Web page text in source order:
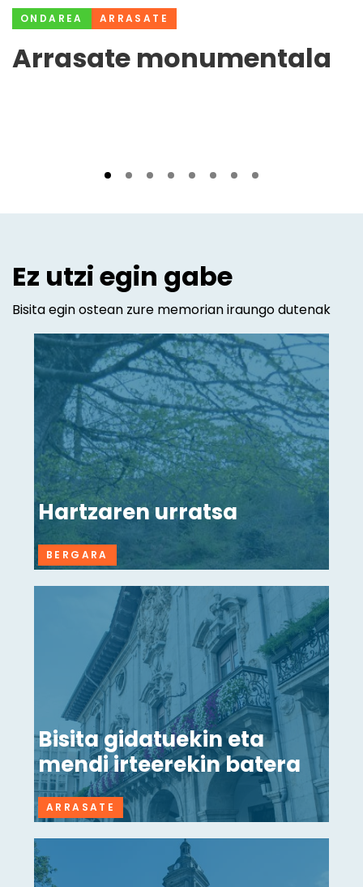
ONDAREA ARRASATE
Arrasate monumentala
Ez utzi egin gabe
Bisita egin ostean zure memorian iraungo dutenak
Hartzaren urratsa
BERGARA
Bisita gidatuekin eta
mendi irteerekin batera
ARRASATE